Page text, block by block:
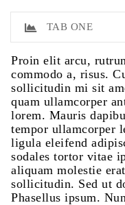
TAB ONE
Proin elit arcu,
commodo a, risus.
sollicitudin mi sit
quam ullamcorper
lorem. Mauris
tempor ullamcorper
ligula eleifend
sodales tortor vitae
aliquam molestie
sollicitudin. Sed ut
Phasellus ipsum.